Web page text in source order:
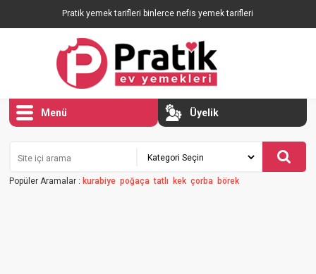
Pratik yemek tarifleri binlerce nefis yemek tarifleri
Menü Üyelik
Popüler Aramalar : kurabiye poğaça tatlı kek çorba börek